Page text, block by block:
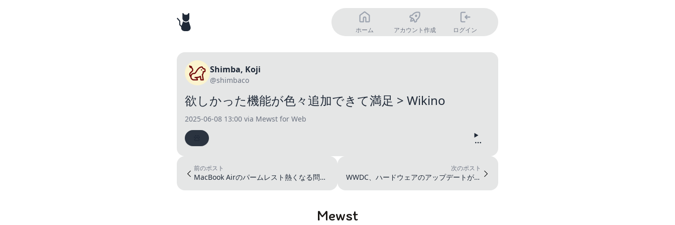
ホーム アカウント作成 ログイン
Shimba, Koji
@shimbaco
欲しかった機能が色々追加できて満足 > Wikino
2025-06-08 13:00 via Mewst for Web
前のポスト
MacBook Airのパームレスト熱くなる問題
次のポスト
WWDC、ハードウェアのアップデートがな
Mewst